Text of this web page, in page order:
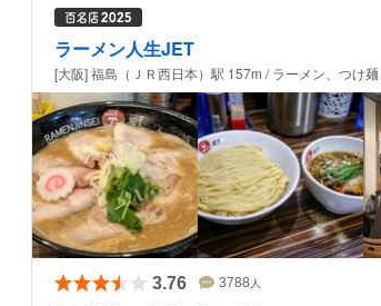
ラーメン人生JET
[大阪] 福島（ＪＲ西日本）駅 157m / ラーメン、つけ
3.76 3788 人